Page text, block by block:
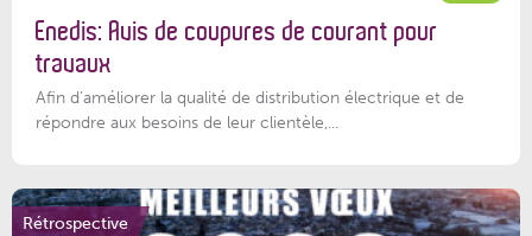
Enedis: Avis de coupures de courant pour
travaux
Afin d’améliorer la qualité de distribution électrique et de
répondre aux besoins de leur clientèle,...
Rétrospective